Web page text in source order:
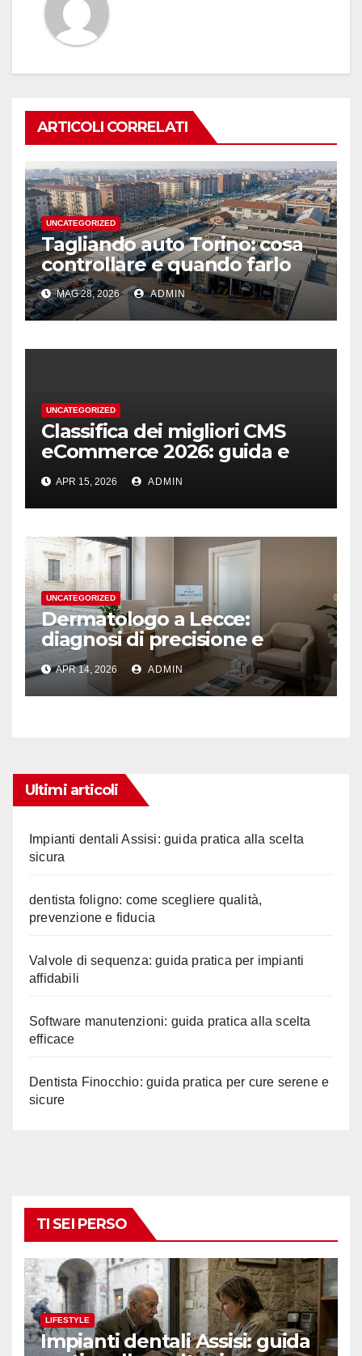
ARTICOLI CORRELATI
UNCATEGORIZED
Tagliando auto Torino: cosa
controllare e quando farlo
MAG 28, 2026 ADMIN
UNCATEGORIZED
Classifica dei migliori CMS
eCommerce 2026: guida e
podio
APR 15, 2026 ADMIN
UNCATEGORIZED
Dermatologo a Lecce:
diagnosi di precisione e
ascolto
APR 14, 2026 ADMIN
Ultimi articoli
Impianti dentali Assisi: guida pratica alla scelta
sicura
dentista foligno: come scegliere qualità,
prevenzione e fiducia
Valvole di sequenza: guida pratica per impianti
affidabili
Software manutenzioni: guida pratica alla scelta
efficace
Dentista Finocchio: guida pratica per cure serene e
sicure
TI SEI PERSO
LIFESTYLE
Impianti dentali Assisi: guida